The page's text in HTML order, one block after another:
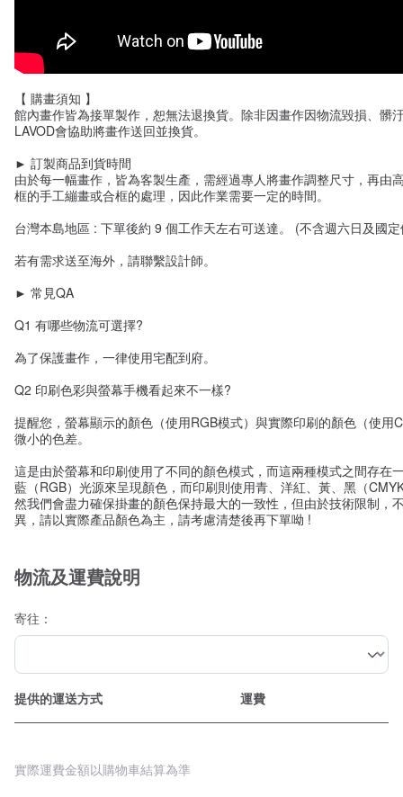
【 購畫須知 】
館內畫作皆為接單製作，恕無法退換貨。除非因畫作因物流毀損、髒
LAVOD會協助將畫作送回並換貨。
► 訂製商品到貨時間
由於每一幅畫作，皆為客製生產，需經過專人將畫作調整尺寸，再由
框的手工繃畫或合框的處理，因此作業需要一定的時間。
台灣本島地區 : 下單後約 9 個工作天左右可送達。 (不含週六日及國
若有需求送至海外，請聯繫設計師。
► 常見QA
Q1 有哪些物流可選擇?
為了保護畫作，一律使用宅配到府。
Q2 印刷色彩與螢幕手機看起來不一樣?
提醒您，螢幕顯示的顏色（使用RGB模式）與實際印刷的顏色（使用
微小的色差。
這是由於螢幕和印刷使用了不同的顏色模式，而這兩種模式之間存在
藍（RGB）光源來呈現顏色，而印刷則使用青、洋紅、黃、黑（
然我們會盡力確保掛畫的顏色保持最大的一致性，但由於技術限制，
異，請以實際產品顏色為主，請考慮清楚後再下單呦 !
物流及運費說明
寄往：
提供的運送方式 運費
實際運費金額以購物車結算為準